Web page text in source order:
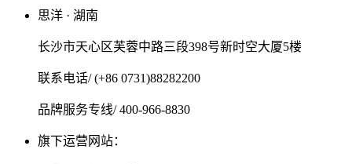
思洋 · 湖南
长沙市天心区芙蓉中路三段398号新时空大厦5楼
联系电话/ (+86 0731)88282200
品牌服务专线/ 400-966-8830
旗下运营网站：